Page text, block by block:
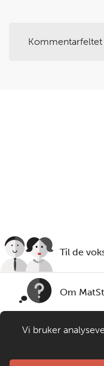
Til de
Om
Kontakt
Vi bruker
nettsider.
gir oss grunnlag